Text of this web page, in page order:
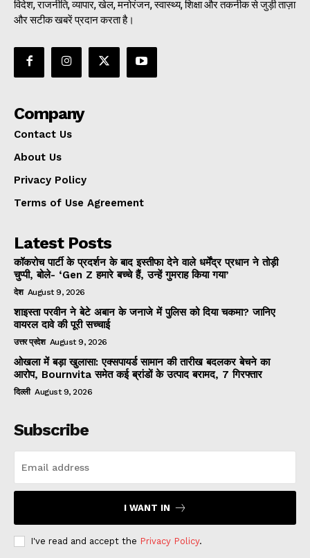
विदेश, राजनीति, व्यापार, खेल, मनोरंजन, स्वास्थ्य, शिक्षा और तकनीक से जुड़ी ताज़ा
और सटीक खबरें प्रदान करता है।
Company
Contact Us
About Us
Privacy Policy
Terms of Use Agreement
Latest Posts
कॉकरोच पार्टी के प्रदर्शन के बाद इस्तीफा देने वाले धर्मेंद्र प्रधान ने तोड़ी
चुप्पी, बोले- ‘Gen Z हमारे बच्चे हैं, उन्हें गुमराह किया गया’
देश August 9, 2026
शाइस्ता परवीन ने बेटे अबान के जनाजे में पुलिस को दिया चकमा? जानिए
वायरल दावे की पूरी सच्चाई
उत्तर प्रदेश August 9, 2026
ओखला में बड़ा खुलासा: एक्सपायर्ड सामान की तारीख बदलकर बेचने का
आरोप, Bournvita समेत कई ब्रांडों के उत्पाद बरामद, 7 गिरफ्तार
दिल्ली August 9, 2026
Subscribe
I WANT IN
I've read and accept the Privacy Policy.